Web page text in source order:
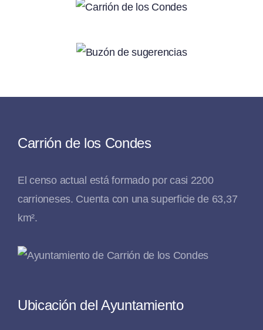
Carrión de los Condes
El censo actual está formado por casi 2200
carrioneses. Cuenta con una superficie de 63,37
km².
Ubicación del Ayuntamiento